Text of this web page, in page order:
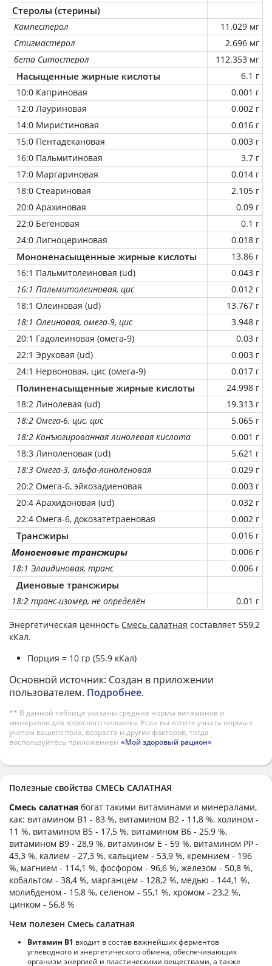
Стеролы (стерины)
Кампестерол
11.029 мг
Стигмастерол
2.696 мг
бета Ситостерол
112.353 мг
Насыщенные жирные кислоты
6.1 г
10:0 Каприновая
0.001 г
12:0 Лауриновая
0.002 г
14:0 Миристиновая
0.016 г
15:0 Пентадекановая
0.003 г
16:0 Пальмитиновая
3.7 г
17:0 Маргариновая
0.014 г
18:0 Стеариновая
2.105 г
20:0 Арахиновая
0.09 г
22:0 Бегеновая
0.1 г
24:0 Лигноцериновая
0.018 г
Мононенасыщенные жирные кислоты
13.86 г
16:1 Пальмитолеиновая (ud)
0.043 г
16:1 Пальмитолеиновая, цис
0.012 г
18:1 Олеиновая (ud)
13.767 г
18:1 Олеиновая, омега-9, цис
3.948 г
20:1 Гадолеиновая (омега-9)
0.03 г
22:1 Эруковая (ud)
0.003 г
24:1 Нервоновая, цис (омега-9)
0.017 г
Полиненасыщенные жирные кислоты
24.998 г
18:2 Линолевая (ud)
19.313 г
18:2 Омега-6, цис, цис
5.065 г
18:2 Конъюгированная линолевая кислота
0.001 г
18:3 Линоленовая (ud)
5.621 г
18:3 Омега-3, альфа-линоленовая
0.029 г
20:2 Омега-6, эйкозадиеновая
0.003 г
20:4 Арахидоновая (ud)
0.032 г
22:4 Омега-6, докозатетраеновая
0.002 г
Трансжиры 0.016 г
Моноеновые трансжиры
0.006 г
18:1 Элаидиновая, транс
0.006 г
Диеновые трансжиры
18:2 транс-изомер, не определён 0.01 г
Энергетическая ценность Смесь салатная составляет 559,2
кКал.
Порция = 10 гр (55.9 кКал)
Основной источник: Создан в приложении
пользователем. Подробнее.
** В данной таблице указаны средние нормы витаминов и
минералов для взрослого человека. Если вы хотите узнать нормы с
учетом вашего пола, возраста и других факторов, тогда
воспользуйтесь приложением «Мой здоровый рацион».
Полезные свойства СМЕСЬ САЛАТНАЯ
Смесь салатная богат такими витаминами и минералами,
как: витамином B1 - 83 %, витамином B2 - 11,8 %, холином -
11 %, витамином B5 - 17,5 %, витамином B6 - 25,9 %,
витамином B9 - 28,9 %, витамином E - 59 %, витамином PP -
43,3 %, калием - 27,3 %, кальцием - 53,9 %, кремнием - 196
%, магнием - 114,1 %, фосфором - 96,6 %, железом - 50,8 %,
кобальтом - 38,4 %, марганцем - 128,2 %, медью - 144,1 %,
молибденом - 15,8 %, селеном - 55,1 %, хромом - 23,2 %,
цинком - 56,8 %
Чем полезен Смесь салатная
Витамин В1 входит в состав важнейших ферментов
углеводного и энергетического обмена, обеспечивающих
организм энергией и пластическими веществами, а также